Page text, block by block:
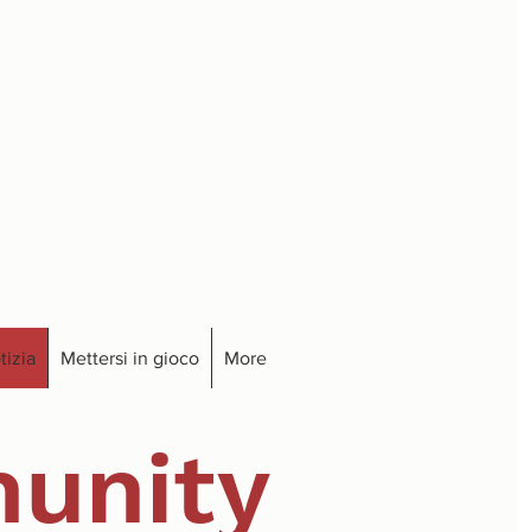
Mettersi in gioco More